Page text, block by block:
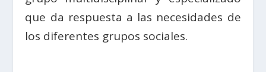
que da respuesta a las necesidades de
los diferentes grupos sociales.